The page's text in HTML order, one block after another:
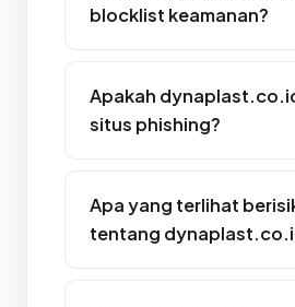
blocklist keamanan?
Apakah
situs phishing?
Apa yang terlihat
tentang